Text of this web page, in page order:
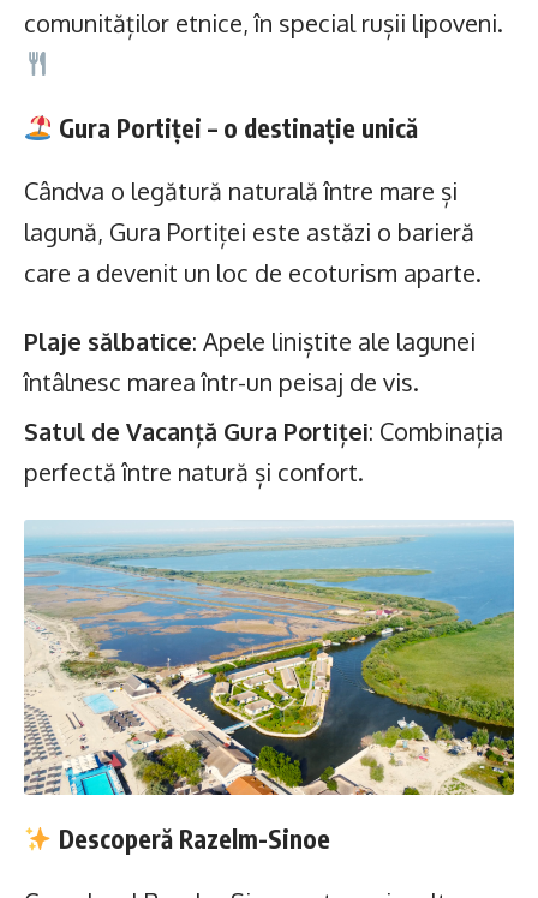
comunităților etnice, în special rușii lipoveni.
Gura Portiței – o destinație unică
Cândva o legătură naturală între mare și
lagună, Gura Portiței este astăzi o barieră
care a devenit un loc de ecoturism aparte.
Plaje sălbatice: Apele liniștite ale lagunei
întâlnesc marea într-un peisaj de vis.
Satul de Vacanță Gura Portiței: Combinația
perfectă între natură și confort.
Descoperă Razelm-Sinoe